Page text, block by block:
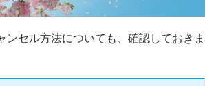
ンセル方法についても、確認しておきま